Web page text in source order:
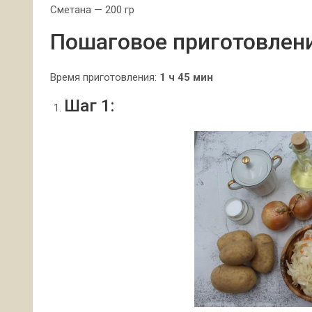
Сметана — 200 гр
Пошаговое
Время приготовления: 1 ч 45 мин
Шаг 1: